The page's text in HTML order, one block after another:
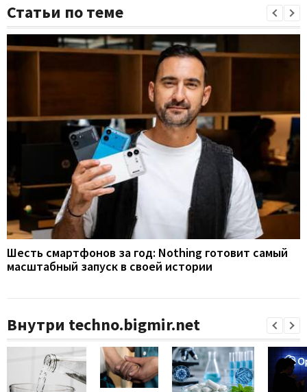
Статьи по теме
Шесть смартфонов за год: Nothing готовит самый
масштабный запуск в своей истории
Внутри techno.bigmir.net